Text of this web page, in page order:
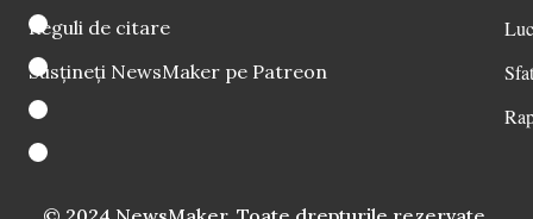
Reguli de citare
Susțineți NewsMaker pe Patreon